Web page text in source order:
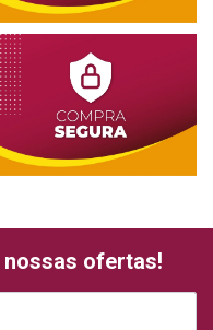
ofertas!